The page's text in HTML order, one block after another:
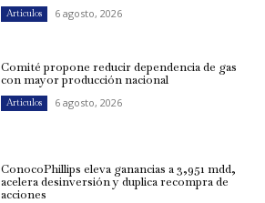
Artículos 6 agosto, 2026
Comité propone reducir dependencia de gas
con mayor producción nacional
Artículos 6 agosto, 2026
ConocoPhillips eleva ganancias a 3,951 mdd,
acelera desinversión y duplica recompra de
acciones